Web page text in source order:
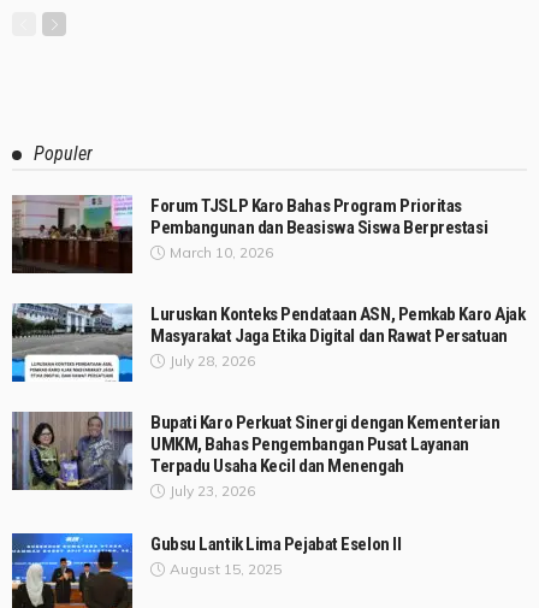
Populer
Forum TJSLP Karo Bahas Program Prioritas
Pembangunan dan Beasiswa Siswa Berprestasi
March 10, 2026
Luruskan Konteks Pendataan ASN, Pemkab Karo Ajak
Masyarakat Jaga Etika Digital dan Rawat Persatuan
July 28, 2026
Bupati Karo Perkuat Sinergi dengan Kementerian
UMKM, Bahas Pengembangan Pusat Layanan
Terpadu Usaha Kecil dan Menengah
July 23, 2026
Gubsu Lantik Lima Pejabat Eselon II
August 15, 2025